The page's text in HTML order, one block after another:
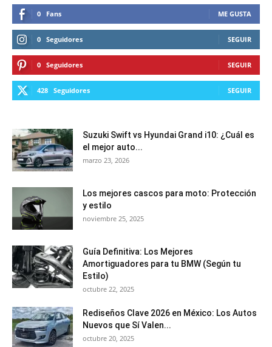
0 Fans ME GUSTA
0 Seguidores SEGUIR
0 Seguidores SEGUIR
428 Seguidores SEGUIR
Suzuki Swift vs Hyundai Grand i10: ¿Cuál es
el mejor auto...
marzo 23, 2026
Los mejores cascos para moto: Protección
y estilo
noviembre 25, 2025
Guía Definitiva: Los Mejores
Amortiguadores para tu BMW (Según tu
Estilo)
octubre 22, 2025
Rediseños Clave 2026 en México: Los Autos
Nuevos que Sí Valen...
octubre 20, 2025